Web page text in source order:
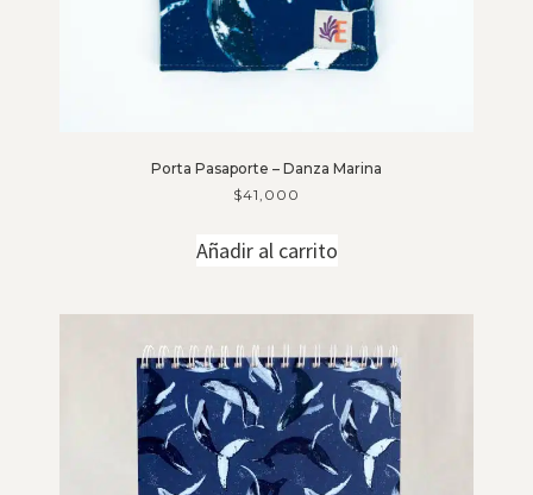
Porta Pasaporte – Danza Marina
$41,000
Añadir al carrito